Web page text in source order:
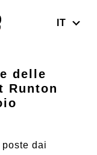
IT
delle
Runton
dai